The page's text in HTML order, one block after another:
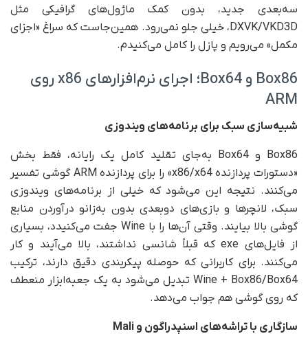
سه‌بعدی جدید، بدون کمک ماژول‌های گرافیکی مثل
DXVK/VKD3D، خیلی جلو نمی‌رود. همین‌جاست که سراغ «اجزای
مکمل» می‌رویم و پازل را کامل می‌کنیدم.
Box86 و Box64؛ اجرای نرم‌افزارهای x86 روی
ARM
شبیه‌سازی سبک برای برنامه‌های ویندوزی
Box86 و Box64 به‌جای تقلید کامل یک رایانه، فقط بخش
«دستورات پردازنده x86/x64» را برای پردازنده ARM گوشی تفسیر
می‌کنند. نتیجه این می‌شود که خیلی از برنامه‌های ویندوزی
سبک، لانچرها و بازی‌های دوبعدی بدون به‌زانو درآوردن منابع
گوشی بالا بیایند. وقتی آن‌ها را با Wine جفت می‌کنیدد، بسیاری
از فایل‌های exe که قبلاً شانسی نداشتند، بالا می‌آیند و کار
می‌کنند. برای کاربرانی که حوصله پیکربندی دقیق دارند، ترکیب
Wine + Box86/Box64 تبدیل می‌شود به یک جعبه‌ابزار منعطف
که روی گوشی هم جواب می‌دهد.
سازگاری با تراشه‌های اسنپدراگون و